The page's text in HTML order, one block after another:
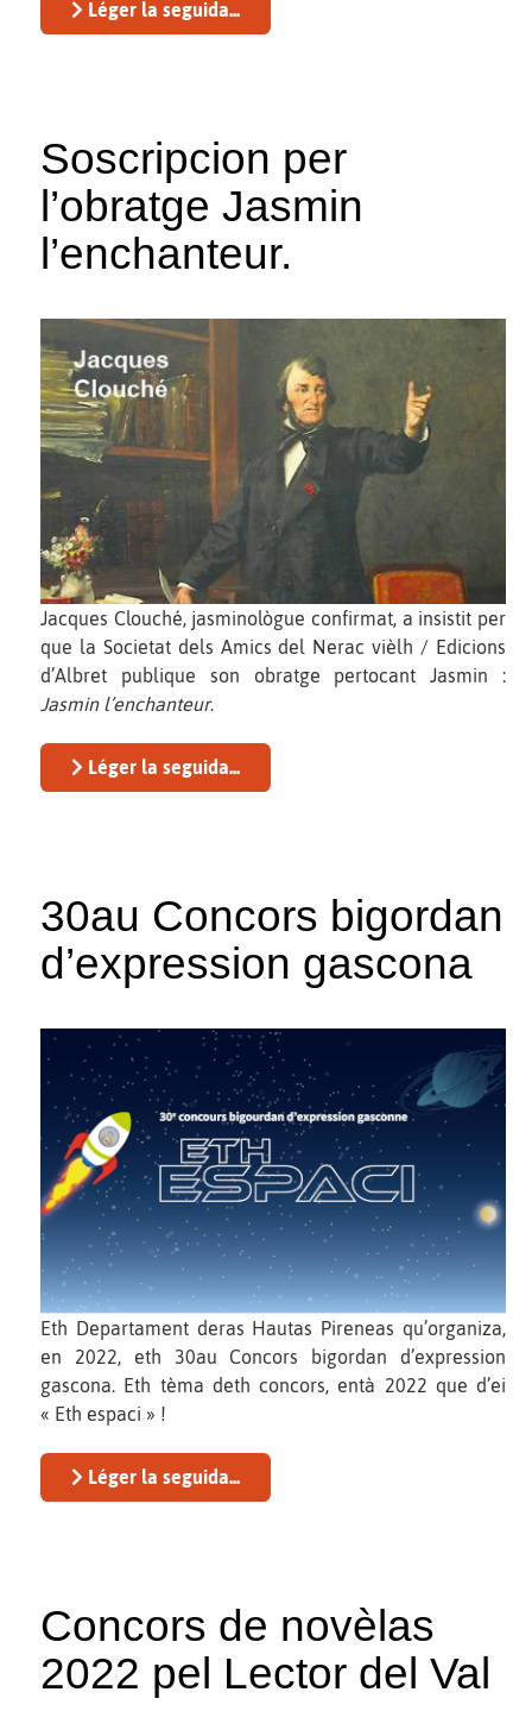
Léger la seguida...
Soscripcion per
l’obratge Jasmin
l’enchanteur.
Jacques Clouché, jasminològue confirmat, a insistit per
que la Societat dels Amics del Nerac vièlh / Edicions
d’Albret publique son obratge pertocant Jasmin :
Jasmin l’enchanteur.
Léger la seguida...
30au Concors bigordan
d’expression gascona
Eth Departament deras Hautas Pireneas qu’organiza,
en 2022, eth 30au Concors bigordan d’expression
gascona. Eth tèma deth concors, entà 2022 que d’ei
« Eth espaci » !
Léger la seguida...
Concors de novèlas
2022 pel Lector del Val